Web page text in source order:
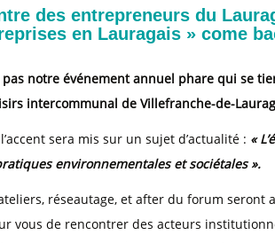
des entrepreneurs du
en Lauragais » come
notre événement annuel phare qui se
intercommunal de Villefranche-de-
sera mis sur un sujet d’actualité : «
environnementales et sociétales ».
réseautage, et after du forum seront
vous de rencontrer des acteurs